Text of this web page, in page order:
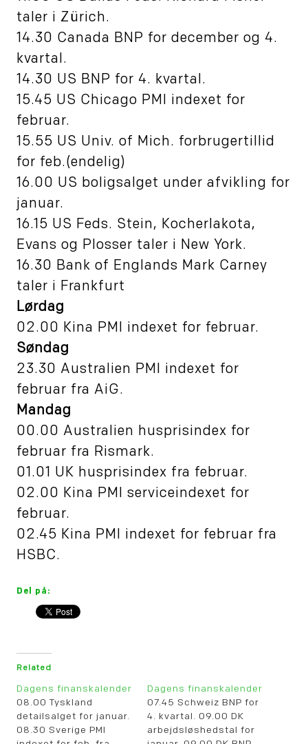
taler i Zürich.
14.30 Canada BNP for december og 4.
kvartal.
14.30 US BNP for 4. kvartal.
15.45 US Chicago PMI indexet for
februar.
15.55 US Univ. of Mich. forbrugertillid
for feb.(endelig)
16.00 US boligsalget under afvikling for
januar.
16.15 US Feds. Stein, Kocherlakota,
Evans og Plosser taler i New York.
16.30 Bank of Englands Mark Carney
taler i Frankfurt
Lørdag
02.00 Kina PMI indexet for februar.
Søndag
23.30 Australien PMI indexet for
februar fra AiG.
Mandag
00.00 Australien husprisindex for
februar fra Rismark.
01.01 UK husprisindex fra februar.
02.00 Kina PMI serviceindexet for
februar.
02.45 Kina PMI indexet for februar fra
HSBC.
Del på:
Related
Dagens finanskalender
08.00 Tyskland
detailsalget for januar.
08.30 Sverige PMI
Dagens finanskalender
07.45 Schweiz BNP for
4. kvartal. 09.00 DK
arbejdsløshedstal for